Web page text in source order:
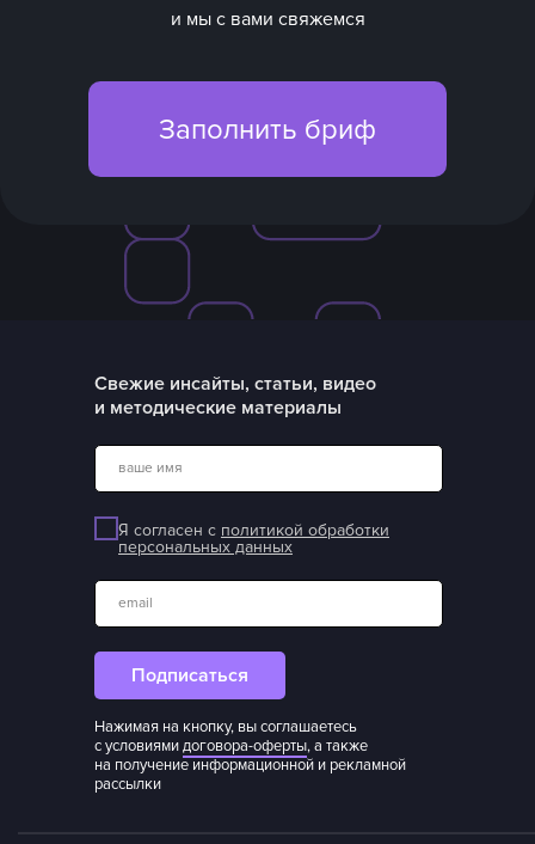
и мы с вами свяжемся
Заполнить бриф
ваше имя
Я согласен с политикой обработки
персональных данных
email
Подписаться
Нажимая на кнопку, вы соглашаетесь
с условиямидоговора-оферты, а также
на получение информационной и рекламной
рассылки
Свежие инсайты, статьи, видео
и методические материалы